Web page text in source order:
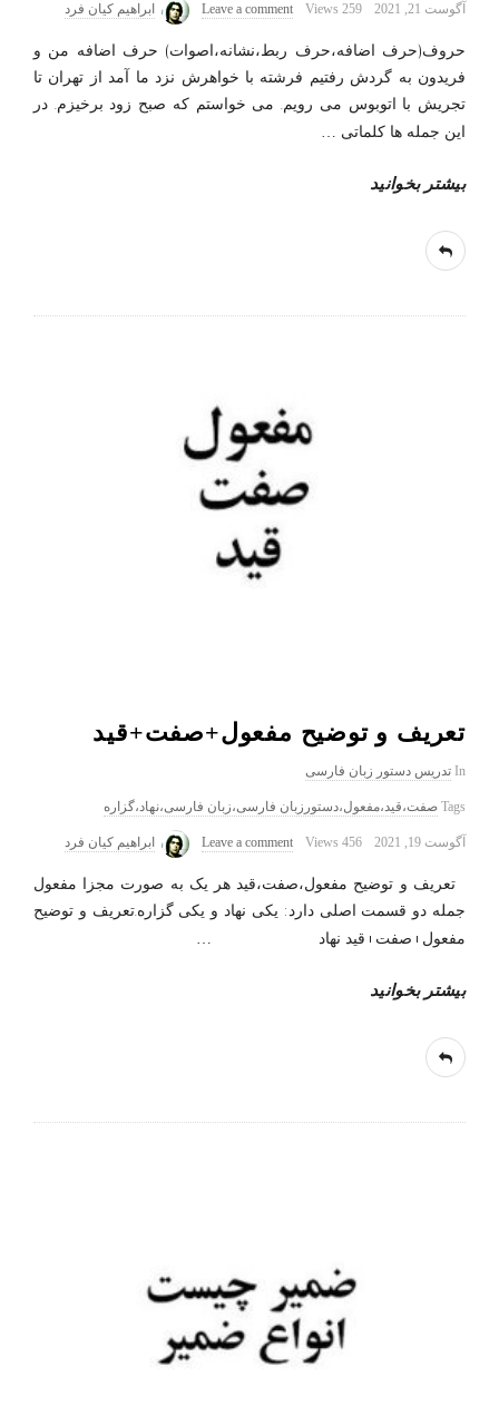
آگوست 21, 2021 259 Views
Leave a comment ابراهیم کیان فرد
حروف(حرف اضافه،حرف ربط،نشانه،اصوات) حرف اضافه من و
فریدون به گردش رفتیم فرشته با خواهرش نزد ما آمد از تهران تا
تجریش با اتوبوس می رویم. می خواستم که صبح زود برخیزم. در
این جمله ها کلماتی
بیشتر بخوانید
تعریف و توضیح مفعول+صفت+قید
In تدریس دستور زبان فارسی
Tags صفت،قید،مفعول،دستورزبان فارسی،زبان فارسی،نهاد،گزاره
آگوست 19, 2021 456 Views
Leave a comment ابراهیم کیان فرد
تعریف و توضیح مفعول،صفت،قید هر یک به صورت مجزا مفعول
جمله دو قسمت اصلی دارد: یکی نهاد و یکی گزاره.تعریف و توضیح
مفعول+صفت+قید نهاد
بیشتر بخوانید